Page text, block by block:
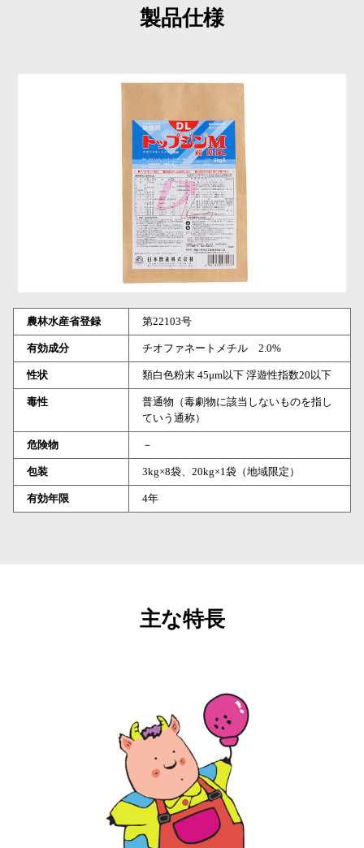
製品仕様
農林水産省登録 第22103号
有効成分 チオファネートメチル 2.0%
性状 類白色粉末 45μm以下 浮遊性指数20以下
毒性
普通物（毒劇物に該当しないものを指し
ていう通称）
危険物 －
包装 3kg×8袋、20kg×1袋（地域限定）
有効年限 4年
主な特長